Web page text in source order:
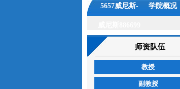
5657威尼斯- 学院概况
师资队伍
教授
副教授